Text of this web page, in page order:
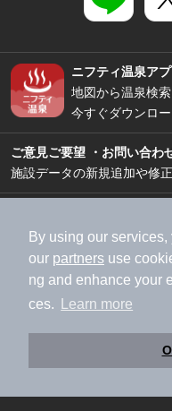
By using our
our partners use
ng and enhance your
ces.
Learn more
ニフティ温泉アプ
地図から温泉検
今すぐダウンロー
ご意見ご要望 ・お問い合わ
施設データの新規追加や修
加盟店募集（資
利用規約
ライ
特定商取引法に基
運営会社